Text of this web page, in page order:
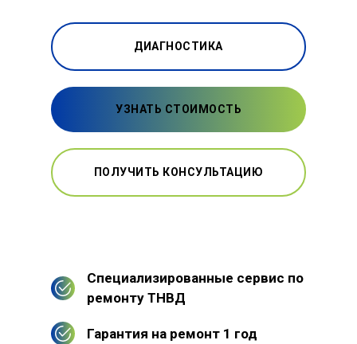
ДИАГНОСТИКА
УЗНАТЬ СТОИМОСТЬ
ПОЛУЧИТЬ КОНСУЛЬТАЦИЮ
Специализированные сервис по
ремонту ТНВД
Гарантия на ремонт 1 год